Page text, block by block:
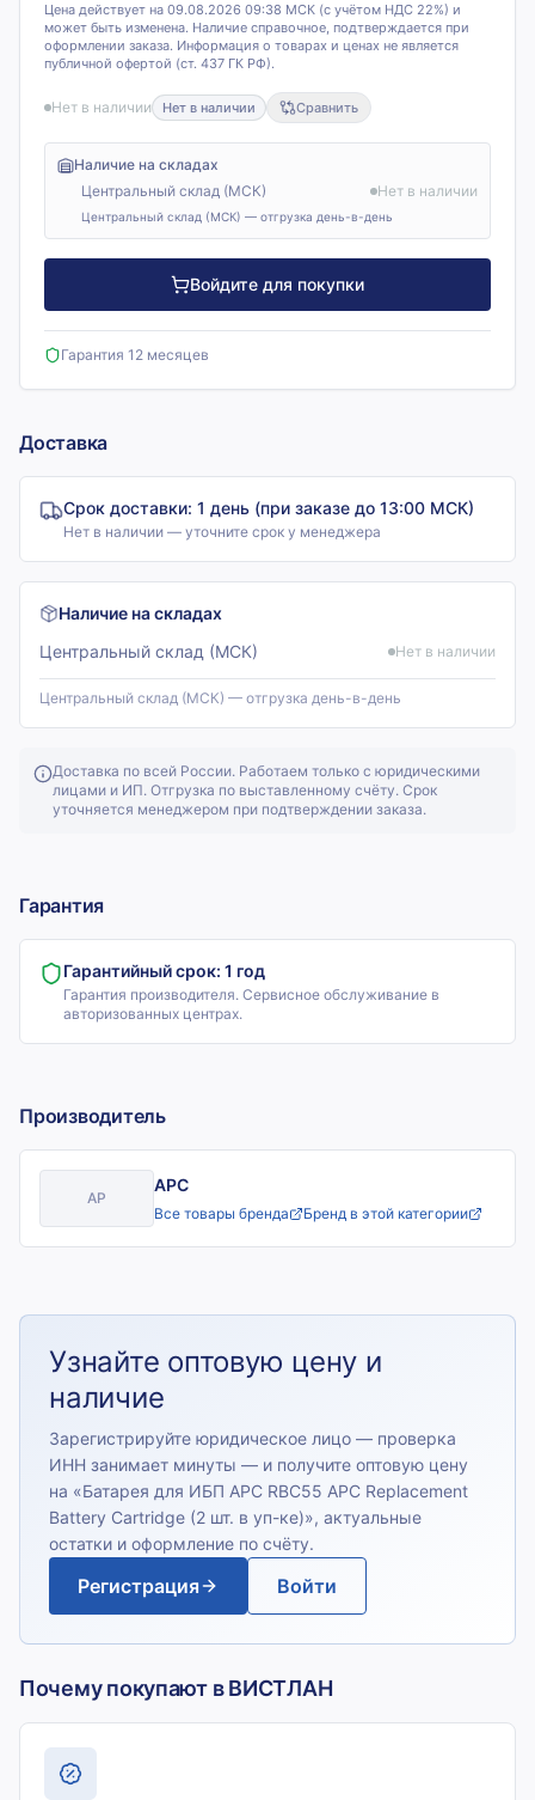
Цена действует на 09.08.2026 09:38 МСК (с учётом НДС 22%) и
может быть изменена. Наличие справочное, подтверждается при
оформлении заказа. Информация о товарах и ценах не является
публичной офертой (ст. 437 ГК РФ).
Нет в наличии Нет в наличии Сравнить
Наличие на складах
Центральный склад (МСК)
Нет в наличии
Центральный склад (МСК) — отгрузка день-в-день
Войдите для покупки
Гарантия 12 месяцев
Доставка
Срок доставки: 1 день (при заказе до 13:00 МСК)
Нет в наличии — уточните срок у менеджера
Наличие на складах
Центральный склад (МСК)
Нет в наличии
Центральный склад (МСК) — отгрузка день-в-день
Доставка по всей России. Работаем только с юридическими
лицами и ИП. Отгрузка по выставленному счёту. Срок
уточняется менеджером при подтверждении заказа.
Гарантия
Гарантийный срок: 1 год
Гарантия производителя. Сервисное обслуживание в
авторизованных центрах.
Производитель
AP
APC
Все товары бренда Бренд в этой категории
Узнайте оптовую цену и
наличие
Зарегистрируйте юридическое лицо — проверка
ИНН занимает минуты — и получите оптовую цену
на «Батарея для ИБП APC RBC55 APC Replacement
Battery Cartridge (2 шт. в уп-ке)», актуальные
остатки и оформление по счёту.
Регистрация Войти
Почему покупают в ВИСТЛАН